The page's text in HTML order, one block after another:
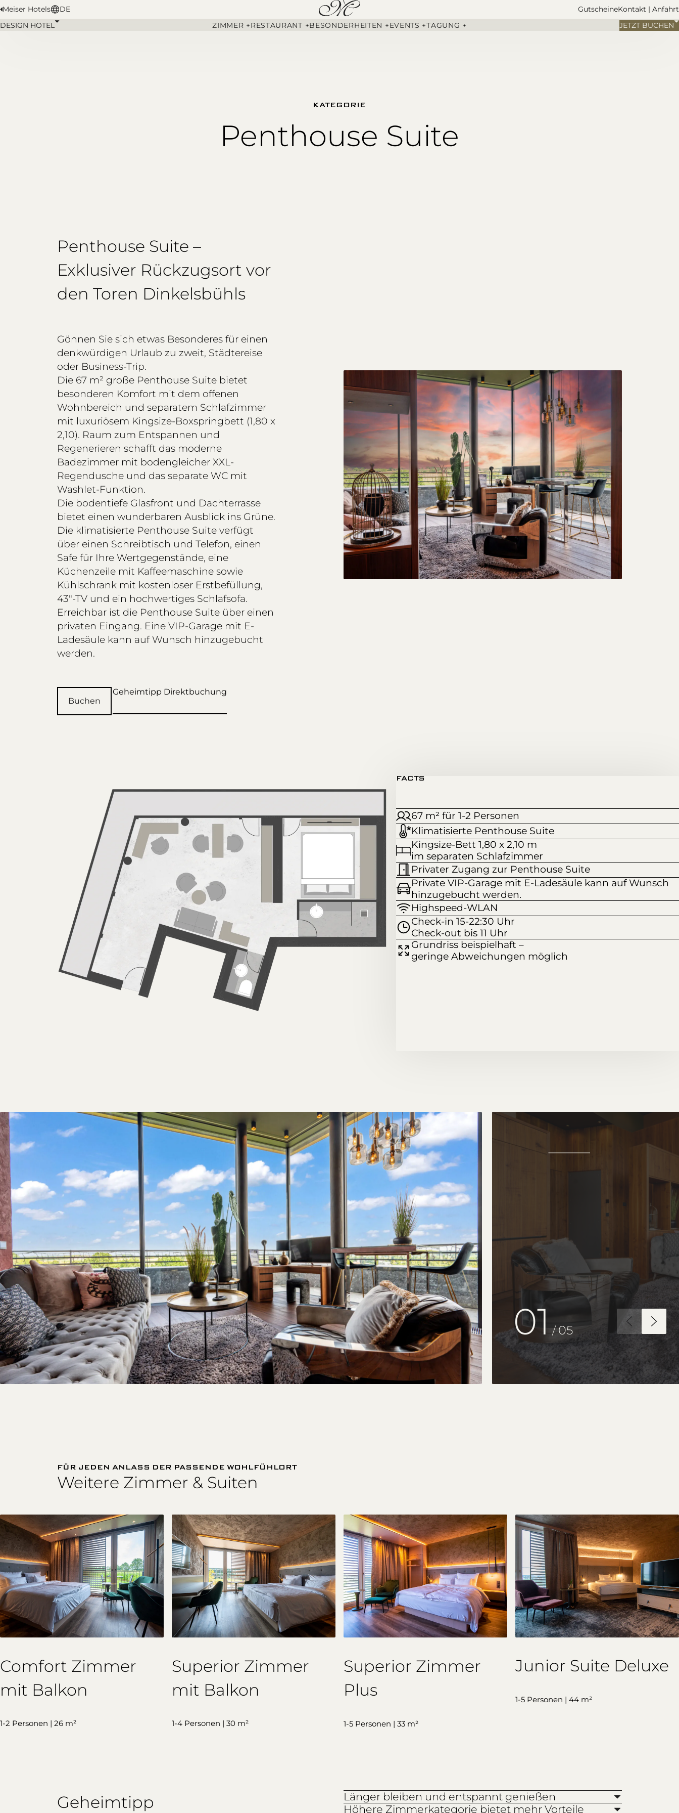
Meiser Hotels DE GutscheineKontakt | Anfahrt
DESIGN HOTEL
ZIMMER +RESTAURANT +BESONDERHEITEN +EVENTS +TAGUNG + JETZT BUCHEN
KATEGORIE
Penthouse Suite
Penthouse Suite –
Exklusiver Rückzugsort vor
den Toren Dinkelsbühls
Gönnen Sie sich etwas Besonderes für einen
denkwürdigen Urlaub zu zweit, Städtereise
oder Business-Trip.
Die 67 m² große Penthouse Suite bietet
besonderen Komfort mit dem offenen
Wohnbereich und separatem Schlafzimmer
mit luxuriösem Kingsize-Boxspringbett (1,80 x
2,10). Raum zum Entspannen und
Regenerieren schafft das moderne
Badezimmer mit bodengleicher XXL-
Regendusche und das separate WC mit
Washlet-Funktion.
Die bodentiefe Glasfront und Dachterrasse
bietet einen wunderbaren Ausblick ins Grüne.
Die klimatisierte Penthouse Suite verfügt
über einen Schreibtisch und Telefon, einen
Safe für Ihre Wertgegenstände, eine
Küchenzeile mit Kaffeemaschine sowie
Kühlschrank mit kostenloser Erstbefüllung,
43″-TV und ein hochwertiges Schlafsofa.
Erreichbar ist die Penthouse Suite über einen
privaten Eingang. Eine VIP-Garage mit E-
Ladesäule kann auf Wunsch hinzugebucht
werden.
Buchen
Geheimtipp Direktbuchung
FACTS
67 m² für 1-2 Personen
Klimatisierte Penthouse Suite
Kingsize-Bett 1,80 x 2,10 m
im separaten Schlafzimmer
Privater Zugang zur Penthouse Suite
Private VIP-Garage mit E-Ladesäule kann auf Wunsch
hinzugebucht werden.
Highspeed-WLAN
Check-in 15-22:30 Uhr
Check-out bis 11 Uhr
Grundriss beispielhaft –
geringe Abweichungen möglich
02/05
FÜR JEDEN ANLASS DER PASSENDE WOHLFÜHLORT
Weitere Zimmer & Suiten
Comfort Zimmer
mit Balkon
1-2 Personen | 26 m²
Superior Zimmer
mit Balkon
1-4 Personen | 30 m²
Superior Zimmer
Plus
1-5 Personen | 33 m²
Junior Suite Deluxe
1-5 Personen | 44 m²
Geheimtipp
Länger bleiben und entspannt genießen
Höhere Zimmerkategorie bietet mehr Vorteile